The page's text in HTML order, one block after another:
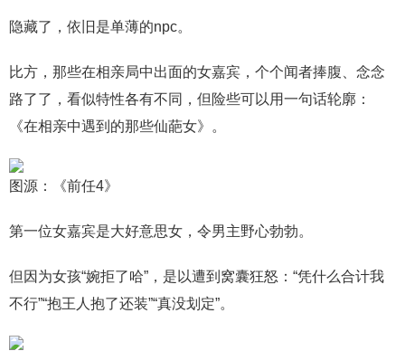
隐藏了，依旧是单薄的npc。
比方，那些在相亲局中出面的女嘉宾，个个闻者捧腹、念念
路了了，看似特性各有不同，但险些可以用一句话轮廓：
《在相亲中遇到的那些仙葩女》。
图源：《前任4》
第一位女嘉宾是大好意思女，令男主野心勃勃。
但因为女孩“婉拒了哈”，是以遭到窝囊狂怒：“凭什么合计我
不行”“抱王人抱了还装”“真没划定”。